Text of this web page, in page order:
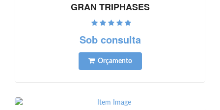
GRAN TRIPHASES
Sob consulta
Orçamento